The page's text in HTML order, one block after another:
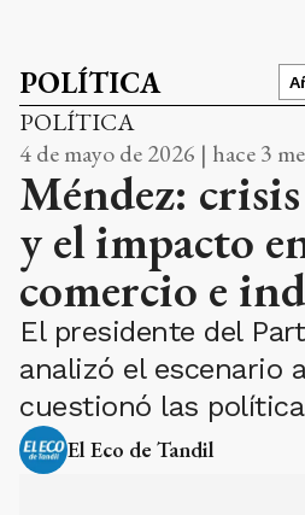
POLÍTICA
POLÍTICA
4 de mayo de 2026 | hace 3
Méndez:
y el impacto
comercio e
El presidente del
analizó el escenario
cuestionó las
El Eco de Tandil